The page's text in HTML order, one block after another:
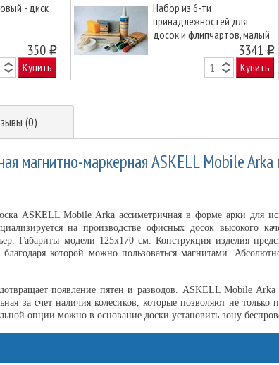
- диск
350 o
Купить
Набор из 6-ти
принадлежностей для
досок и флипчартов, малый
3341 o
Купить
Next
(0)
магнитно-маркерная ASKELL Mobile
ASKELL Mobile Arka ассиметричная в форме арки для
на производстве офисных досок высокого
Габариты модели 125х170 см. Конструкция изделия
благодаря которой можно пользоваться магнитами.
появление пятен и разводов. ASKELL Mobile Arka
за счет наличия колесиков, которые позволяют не
опции можно в основание доски установить зону